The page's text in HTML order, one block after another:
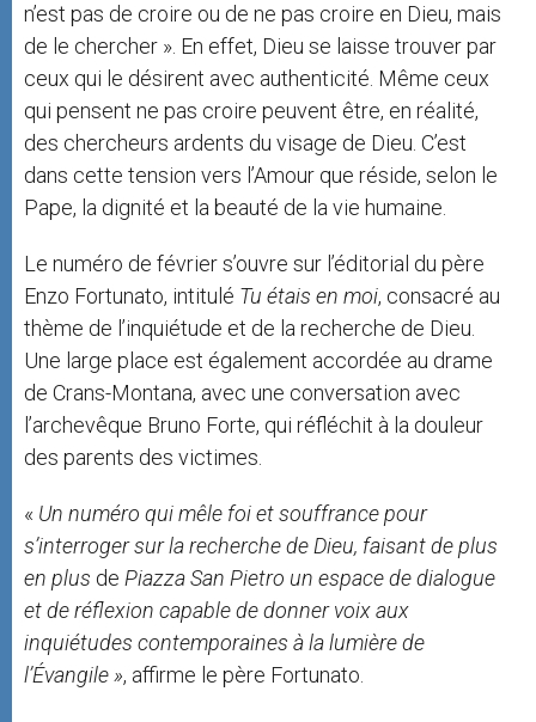
n’est pas de croire ou de ne pas croire en Dieu, mais
de le chercher ». En effet, Dieu se laisse trouver par
ceux qui le désirent avec authenticité. Même ceux
qui pensent ne pas croire peuvent être, en réalité,
des chercheurs ardents du visage de Dieu. C’est
dans cette tension vers l’Amour que réside, selon le
Pape, la dignité et la beauté de la vie humaine.
Le numéro de février s’ouvre sur l’éditorial du père
Enzo Fortunato, intitulé Tu étais en moi, consacré au
thème de l’inquiétude et de la recherche de Dieu.
Une large place est également accordée au drame
de Crans-Montana, avec une conversation avec
l’archevêque Bruno Forte, qui réfléchit à la douleur
des parents des victimes.
« Un numéro qui mêle foi et souffrance pour
s’interroger sur la recherche de Dieu, faisant de plus
en plus de Piazza San Pietro un espace de dialogue
et de réflexion capable de donner voix aux
inquiétudes contemporaines à la lumière de
l’Évangile », affirme le père Fortunato.